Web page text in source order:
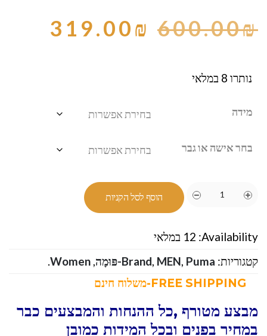
600.00₪
319.00₪
נותרו 8 במלאי
מידה
בחר אישה או גבר
הוסף לסל הקניות
Availability: 12 במלאי
קטגוריות:
Brand, MEN, Puma-פּוּמָה ,
Women
.
מבצע מטורף ,כל ההנחות והמבצעים כבר
במחיר בפנים ובכל המידות כמובן